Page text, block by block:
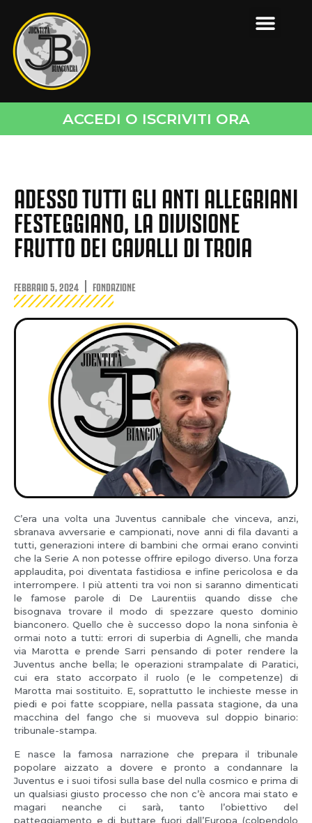
ACCEDI O ISCRIVITI ORA
ADESSO TUTTI GLI ANTI ALLEGRIANI
FESTEGGIANO, LA DIVISIONE
FRUTTO DEI CAVALLI DI TROIA
FEBBRAIO 5, 2024 FONDAZIONE
C’era una volta una Juventus cannibale che vinceva, anzi,
sbranava avversarie e campionati, nove anni di fila davanti a
tutti, generazioni intere di bambini che ormai erano convinti
che la Serie A non potesse offrire epilogo diverso. Una forza
applaudita, poi diventata fastidiosa e infine pericolosa e da
interrompere. I più attenti tra voi non si saranno dimenticati
le famose parole di De Laurentiis quando disse che
bisognava trovare il modo di spezzare questo dominio
bianconero. Quello che è successo dopo la nona sinfonia è
ormai noto a tutti: errori di superbia di Agnelli, che manda
via Marotta e prende Sarri pensando di poter rendere la
Juventus anche bella; le operazioni strampalate di Paratici,
cui era stato accorpato il ruolo (e le competenze) di
Marotta mai sostituito. E, soprattutto le inchieste messe in
piedi e poi fatte scoppiare, nella passata stagione, da una
macchina del fango che si muoveva sul doppio binario:
tribunale-stampa.
E nasce la famosa narrazione che prepara il tribunale
popolare aizzato a dovere e pronto a condannare la
Juventus e i suoi tifosi sulla base del nulla cosmico e prima di
un qualsiasi giusto processo che non c’è ancora mai stato e
magari neanche ci sarà, tanto l’obiettivo del
patteggiamento e di buttare fuori dall’Europa (colpendolo